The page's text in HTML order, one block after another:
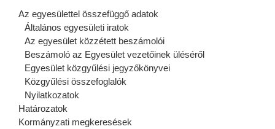
Az egyesülettel összefüggő adatok
Általános egyesületi iratok
Az egyesület közzétett beszámolói
Beszámoló az Egyesület vezetőinek üléséről
Egyesület közgyűlési jegyzőkönyvei
Közgyűlési összefoglalók
Nyilatkozatok
Határozatok
Kormányzati megkeresések